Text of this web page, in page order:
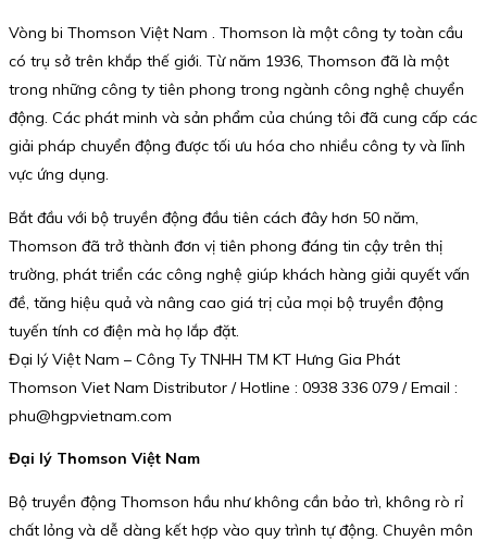
Vòng bi Thomson Việt Nam . Thomson là một công ty toàn cầu
có trụ sở trên khắp thế giới. Từ năm 1936, Thomson đã là một
trong những công ty tiên phong trong ngành công nghệ chuyển
động. Các phát minh và sản phẩm của chúng tôi đã cung cấp các
giải pháp chuyển động được tối ưu hóa cho nhiều công ty và lĩnh
vực ứng dụng.
Bắt đầu với bộ truyền động đầu tiên cách đây hơn 50 năm,
Thomson đã trở thành đơn vị tiên phong đáng tin cậy trên thị
trường, phát triển các công nghệ giúp khách hàng giải quyết vấn
đề, tăng hiệu quả và nâng cao giá trị của mọi bộ truyền động
tuyến tính cơ điện mà họ lắp đặt.
Đại lý Việt Nam – Công Ty TNHH TM KT Hưng Gia Phát
Thomson Viet Nam Distributor / Hotline : 0938 336 079 / Email :
phu@hgpvietnam.com
Đại lý Thomson Việt Nam
Bộ truyền động Thomson hầu như không cần bảo trì, không rò rỉ
chất lỏng và dễ dàng kết hợp vào quy trình tự động. Chuyên môn